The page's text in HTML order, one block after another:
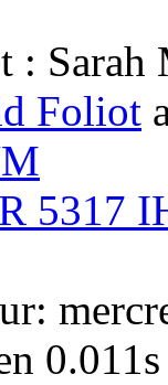
: Sarah
Foliot
5317
0.011s